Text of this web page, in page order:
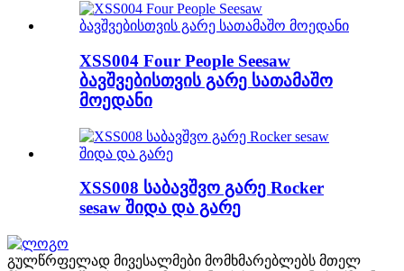
XSS004 Four People Seesaw
ბავშვებისთვის გარე სათამაშო
მოედანი
XSS008 საბავშვო გარე Rocker
sesaw შიდა და გარე
გულწრფელად მივესალმები მომხმარებლებს მთელ